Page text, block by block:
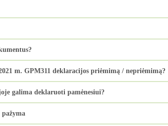
m. GPM311 deklaracijos priėmimą / nepriėmimą?
galima deklaruoti pamėnesiui?